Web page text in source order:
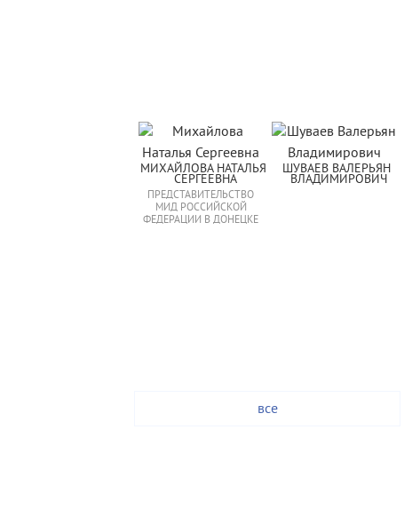
МИХАЙЛОВА НАТАЛЬЯ
СЕРГЕЕВНА
ПРЕДСТАВИТЕЛЬСТВО
МИД РОССИЙСКОЙ
ФЕДЕРАЦИИ В ДОНЕЦКЕ
ШУВАЕВ ВАЛЕРЬЯН
ВЛАДИМИРОВИЧ
все